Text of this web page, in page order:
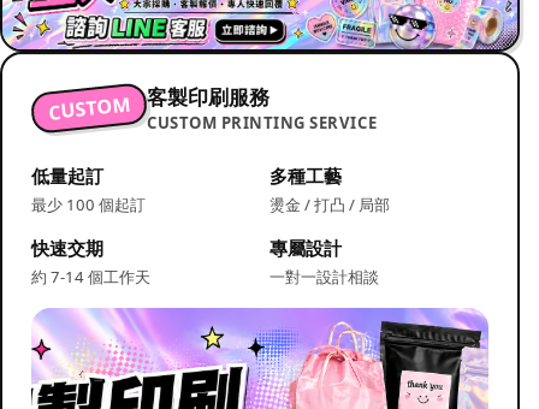
CUSTOM 客製印刷服務
CUSTOM PRINTING SERVICE
低量起訂
最少 100 個起訂
多種工藝
燙金 / 打凸 / 局部
快速交期
約 7-14 個工作天
專屬設計
一對一設計相談